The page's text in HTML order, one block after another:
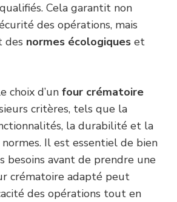
Cela garantit non
des opérations, mais
des normes écologiques et
choix d’un four crématoire
critères, tels que la
la durabilité et la
Il est essentiel de bien
besoins avant de prendre une
crématoire adapté peut
des opérations tout en